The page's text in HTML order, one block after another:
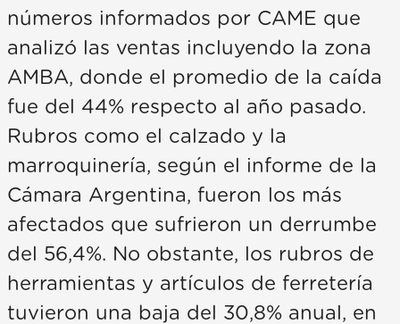
números informados por CAME que
analizó las ventas incluyendo la zona
AMBA, donde el promedio de la caída
fue del 44% respecto al año pasado.
Rubros como el calzado y la
marroquinería, según el informe de la
Cámara Argentina, fueron los más
afectados que sufrieron un derrumbe
del 56,4%. No obstante, los rubros de
herramientas y artículos de ferretería
tuvieron una baja del 30,8% anual, en